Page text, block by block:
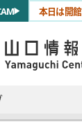
本日は開
える